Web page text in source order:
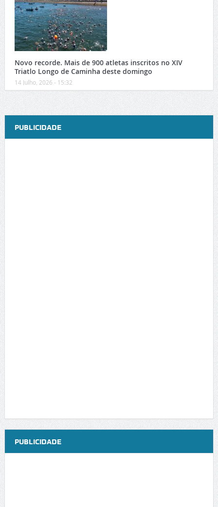
Novo recorde. Mais de 900 atletas inscritos no XIV
Triatlo Longo de Caminha deste domingo
14 Julho, 2026 - 15:32
PUBLICIDADE
PUBLICIDADE